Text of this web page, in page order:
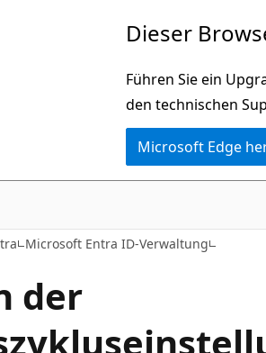
Dieser
Führen Sie ein
den technischen
Microsoft Edge
Microsoft Entra ID-Verwaltung
der